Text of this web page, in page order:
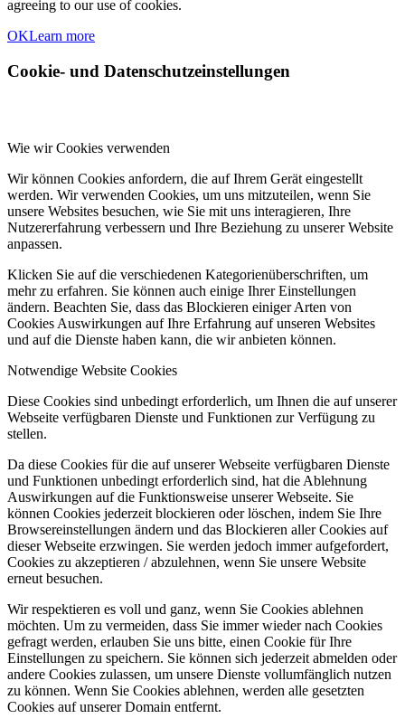
agreeing to our use of cookies.
OKLearn more
Cookie- und Datenschutzeinstellungen
Wie wir Cookies verwenden
Wir können Cookies anfordern, die auf Ihrem Gerät eingestellt
werden. Wir verwenden Cookies, um uns mitzuteilen, wenn Sie
unsere Websites besuchen, wie Sie mit uns interagieren, Ihre
Nutzererfahrung verbessern und Ihre Beziehung zu unserer Website
anpassen.
Klicken Sie auf die verschiedenen Kategorienüberschriften, um
mehr zu erfahren. Sie können auch einige Ihrer Einstellungen
ändern. Beachten Sie, dass das Blockieren einiger Arten von
Cookies Auswirkungen auf Ihre Erfahrung auf unseren Websites
und auf die Dienste haben kann, die wir anbieten können.
Notwendige Website Cookies
Diese Cookies sind unbedingt erforderlich, um Ihnen die auf unserer
Webseite verfügbaren Dienste und Funktionen zur Verfügung zu
stellen.
Da diese Cookies für die auf unserer Webseite verfügbaren Dienste
und Funktionen unbedingt erforderlich sind, hat die Ablehnung
Auswirkungen auf die Funktionsweise unserer Webseite. Sie
können Cookies jederzeit blockieren oder löschen, indem Sie Ihre
Browsereinstellungen ändern und das Blockieren aller Cookies auf
dieser Webseite erzwingen. Sie werden jedoch immer aufgefordert,
Cookies zu akzeptieren / abzulehnen, wenn Sie unsere Website
erneut besuchen.
Wir respektieren es voll und ganz, wenn Sie Cookies ablehnen
möchten. Um zu vermeiden, dass Sie immer wieder nach Cookies
gefragt werden, erlauben Sie uns bitte, einen Cookie für Ihre
Einstellungen zu speichern. Sie können sich jederzeit abmelden oder
andere Cookies zulassen, um unsere Dienste vollumfänglich nutzen
zu können. Wenn Sie Cookies ablehnen, werden alle gesetzten
Cookies auf unserer Domain entfernt.